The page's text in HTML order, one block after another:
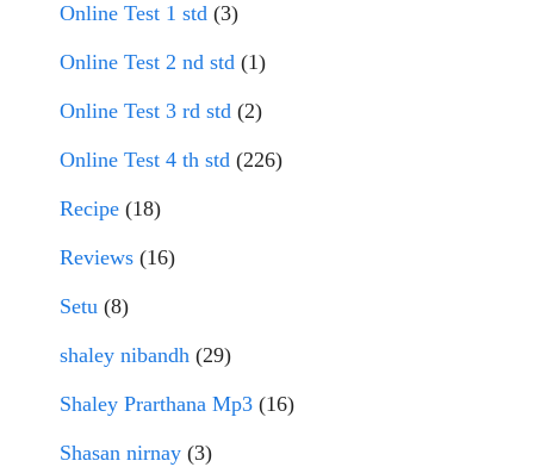
Online Test 1 std (3)
Online Test 2 nd std (1)
Online Test 3 rd std (2)
Online Test 4 th std (226)
Recipe (18)
Reviews (16)
Setu (8)
shaley nibandh (29)
Shaley Prarthana Mp3 (16)
Shasan nirnay (3)